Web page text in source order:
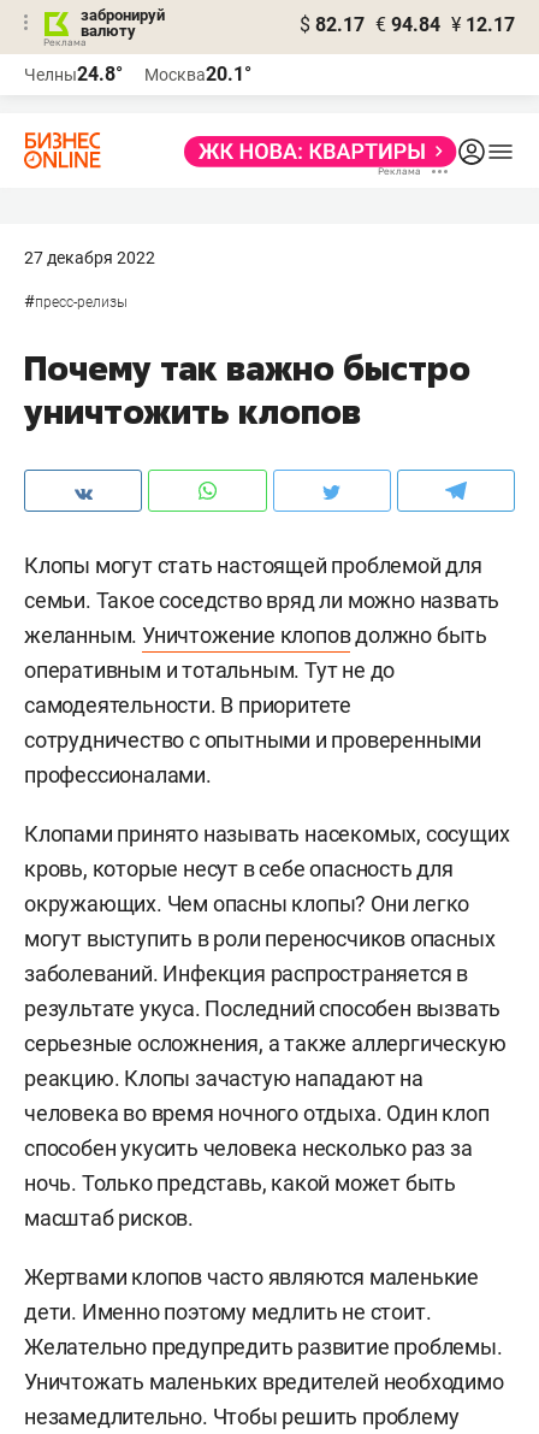
забронируй
валюту
$ 82.17 € 94.84 ¥ 12.17
Челны24.8° Москва20.1°
27 декабря 2022
#пресс-релизы
Почему так важно быстро
уничтожить клопов
Клопы могут стать настоящей проблемой для
семьи. Такое соседство вряд ли можно назвать
желанным.Уничтожение клоповдолжно быть
оперативным и тотальным. Тут не до
самодеятельности. В приоритете
сотрудничество с опытными и проверенными
профессионалами.
Клопами принято называть насекомых, сосущих
кровь, которые несут в себе опасность для
окружающих. Чем опасны клопы? Они легко
могут выступить в роли переносчиков опасных
заболеваний. Инфекция распространяется в
результате укуса. Последний способен вызвать
серьезные осложнения, а также аллергическую
реакцию. Клопы зачастую нападают на
человека во время ночного отдыха. Один клоп
способен укусить человека несколько раз за
ночь. Только представь, какой может быть
масштаб рисков.
Жертвами клопов часто являются маленькие
дети. Именно поэтому медлить не стоит.
Желательно предупредить развитие проблемы.
Уничтожать маленьких вредителей необходимо
незамедлительно. Чтобы решить проблему